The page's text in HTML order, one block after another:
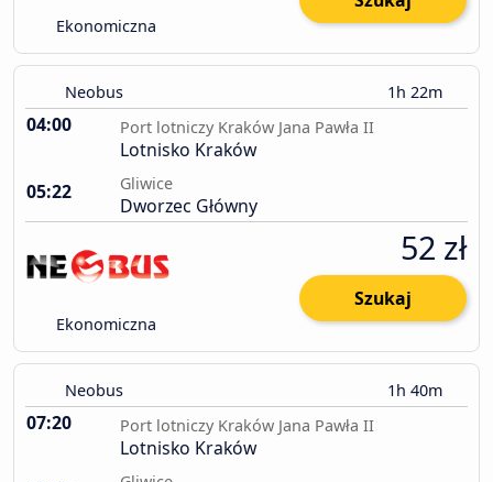
Ekonomiczna
Neobus 1h 22m
04:00 Port lotniczy Kraków Jana Pawła II
Lotnisko Kraków
05:22
Gliwice
Dworzec Główny
Ekonomiczna
52 zł
Szukaj
Neobus 1h 40m
07:20 Port lotniczy Kraków Jana Pawła II
Lotnisko Kraków